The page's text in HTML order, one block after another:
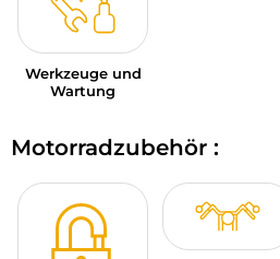
Werkzeuge und
Wartung
Motorradzubehör :